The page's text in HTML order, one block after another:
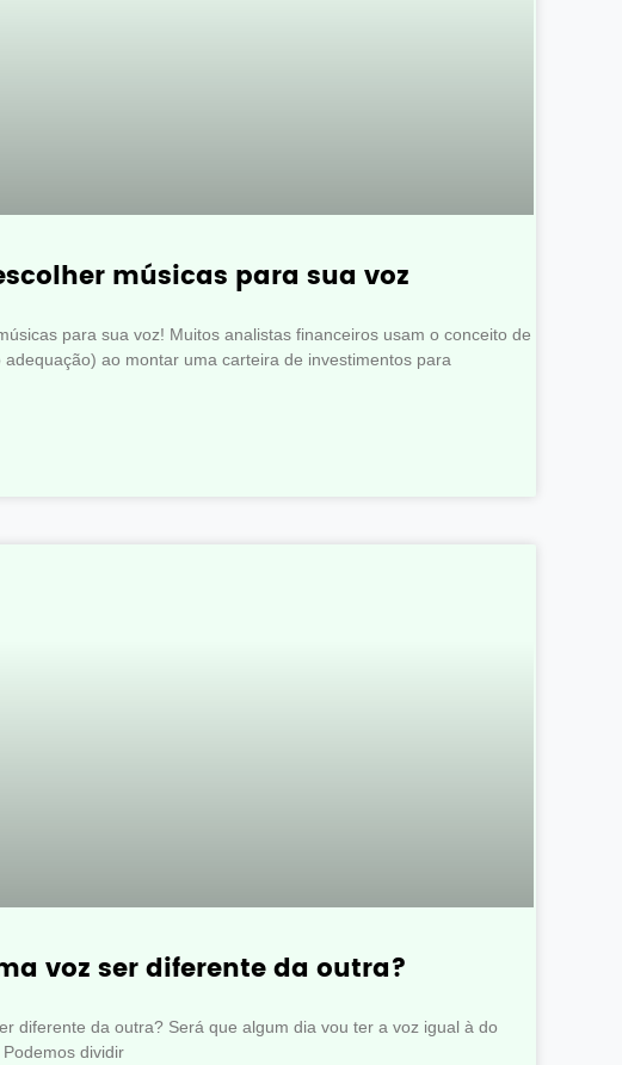
músicas para sua voz
para sua voz! Muitos analistas financeiros usam o conceito de
ao montar uma carteira de investimentos para
voz ser diferente da outra?
diferente da outra? Será que algum dia vou ter a voz igual à do
dividir